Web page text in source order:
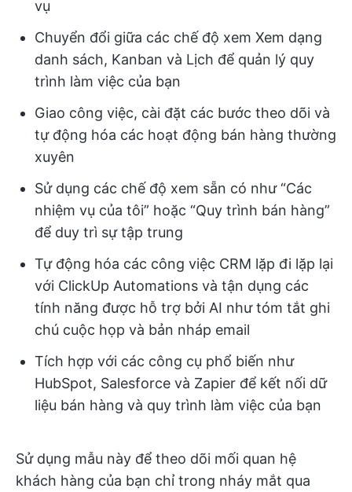
vụ
Chuyển đổi giữa các chế độ xem Xem dạng
danh sách, Kanban và Lịch để quản lý quy
trình làm việc của bạn
Giao công việc, cài đặt các bước theo dõi và
tự động hóa các hoạt động bán hàng thường
xuyên
Sử dụng các chế độ xem sẵn có như “Các
nhiệm vụ của tôi” hoặc “Quy trình bán hàng”
để duy trì sự tập trung
Tự động hóa các công việc CRM lặp đi lặp lại
với ClickUp Automations và tận dụng các
tính năng được hỗ trợ bởi AI như tóm tắt ghi
chú cuộc họp và bản nháp email
Tích hợp với các công cụ phổ biến như
HubSpot, Salesforce và Zapier để kết nối dữ
liệu bán hàng và quy trình làm việc của bạn
Sử dụng mẫu này để theo dõi mối quan hệ
khách hàng của bạn chỉ trong nháy mắt qua